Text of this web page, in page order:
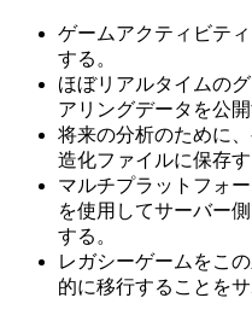
ゲームアクティビテ
する。
ほぼリアルタイムの
アリングデータを公開
将来の分析のために
造化ファイルに保存す
マルチプラットフォ
を使用してサーバー
する。
レガシーゲームをこ
的に移行することをサ